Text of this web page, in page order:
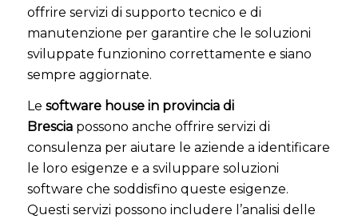
offrire servizi di supporto tecnico e di
manutenzione per garantire che le soluzioni
sviluppate funzionino correttamente e siano
sempre aggiornate.
Le software house in provincia di
Bresciapossono anche offrire servizi di
consulenza per aiutare le aziende a identificare
le loro esigenze e a sviluppare soluzioni
software che soddisfino queste esigenze.
Questi servizi possono includere l’analisi delle